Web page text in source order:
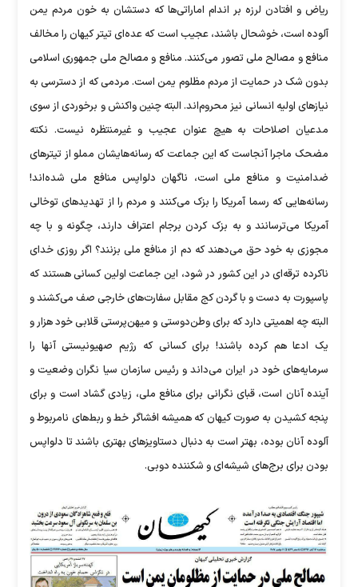
ریاض و افتادن لرزه بر اندام اماراتی‌ها که دستشان به خون مردم یمن
آلوده است، خوشحال باشند، عجیب است که عده‌ای تیتر کیهان را مخالف
منافع و مصالح ملی تصور می‌کنند. منافع و مصالح ملی جمهوری اسلامی
بدون شک در حمایت از مردم مظلوم یمن است. مردمی که از دسترسی به
نیازهای اولیه انسانی نیز محروم‌اند. البته چنین واکنش و برخوردی از سوی
مدعیان اصلاحات به هیچ عنوان عجیب و غیرمنتظره نیست. نکته
مضحک ماجرا آنجاست که این جماعت که رسانه‌هایشان مملو از تیترهای
ضدامنیت و منافع ملی است، ناگهان دلواپس منافع ملی شده‌اند!
رسانه‌هایی که رسما آمریکا را بزک می‌کنند و مردم را از تهدیدهای توخالی
آمریکا می‌ترسانند و به بزک کردن برجام اعتراف دارند، چگونه و با چه
مجوزی به خود حق می‌دهند که دم از منافع ملی بزنند؟ اگر روزی خدای
ناکرده ترقه‌ای در این کشور در شود، این جماعت اولین کسانی هستند که
پاسپورت به دست و با گردن کج مقابل سفارت‌های خارجی صف می‌کشند و
البته چه اهمیتی دارد که برای وطن‌دوستی و میهن‌پرستی قلابی خود هزار و
یک ادعا هم کرده باشند! برای کسانی که رژیم صهیونیستی آنها را
سرمایه‌های خود در ایران می‌داند و رئیس ‌سازمان سیا نگران وضعیت و
آینده آنان است، قبای نگرانی برای منافع ملی، زیادی گشاد است و برای
پنجه کشیدن به صورت کیهان که همیشه افشاگر خط و ربط‌های نامربوط و
آلوده آنان بوده، بهتر است به دنبال دستاویزهای بهتری باشند تا دلواپس
بودن برای برج‌های شیشه‌ای و شکننده دوبی.